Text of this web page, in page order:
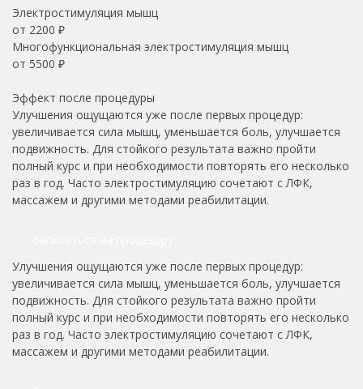
Электростимуляция мышц
от 2200 ₽
Многофункциональная электростимуляция мышц
от 5500 ₽
Эффект после процедуры
Улучшения ощущаются уже после первых процедур:
увеличивается сила мышц, уменьшается боль, улучшается
подвижность. Для стойкого результата важно пройти
полный курс и при необходимости повторять его несколько
раз в год. Часто электростимуляцию сочетают с ЛФК,
массажем и другими методами реабилитации.
Улучшения ощущаются уже после первых процедур:
увеличивается сила мышц, уменьшается боль, улучшается
подвижность. Для стойкого результата важно пройти
полный курс и при необходимости повторять его несколько
раз в год. Часто электростимуляцию сочетают с ЛФК,
массажем и другими методами реабилитации.